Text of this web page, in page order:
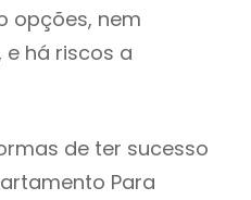
opções, nem
e há riscos a
de ter sucesso
Para